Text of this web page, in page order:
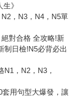
》
，N3，N4，N5單
對合格 全攻略!新
制日檢!N5必背必出
N1，N2，N3，
套用句型大爆發，讓